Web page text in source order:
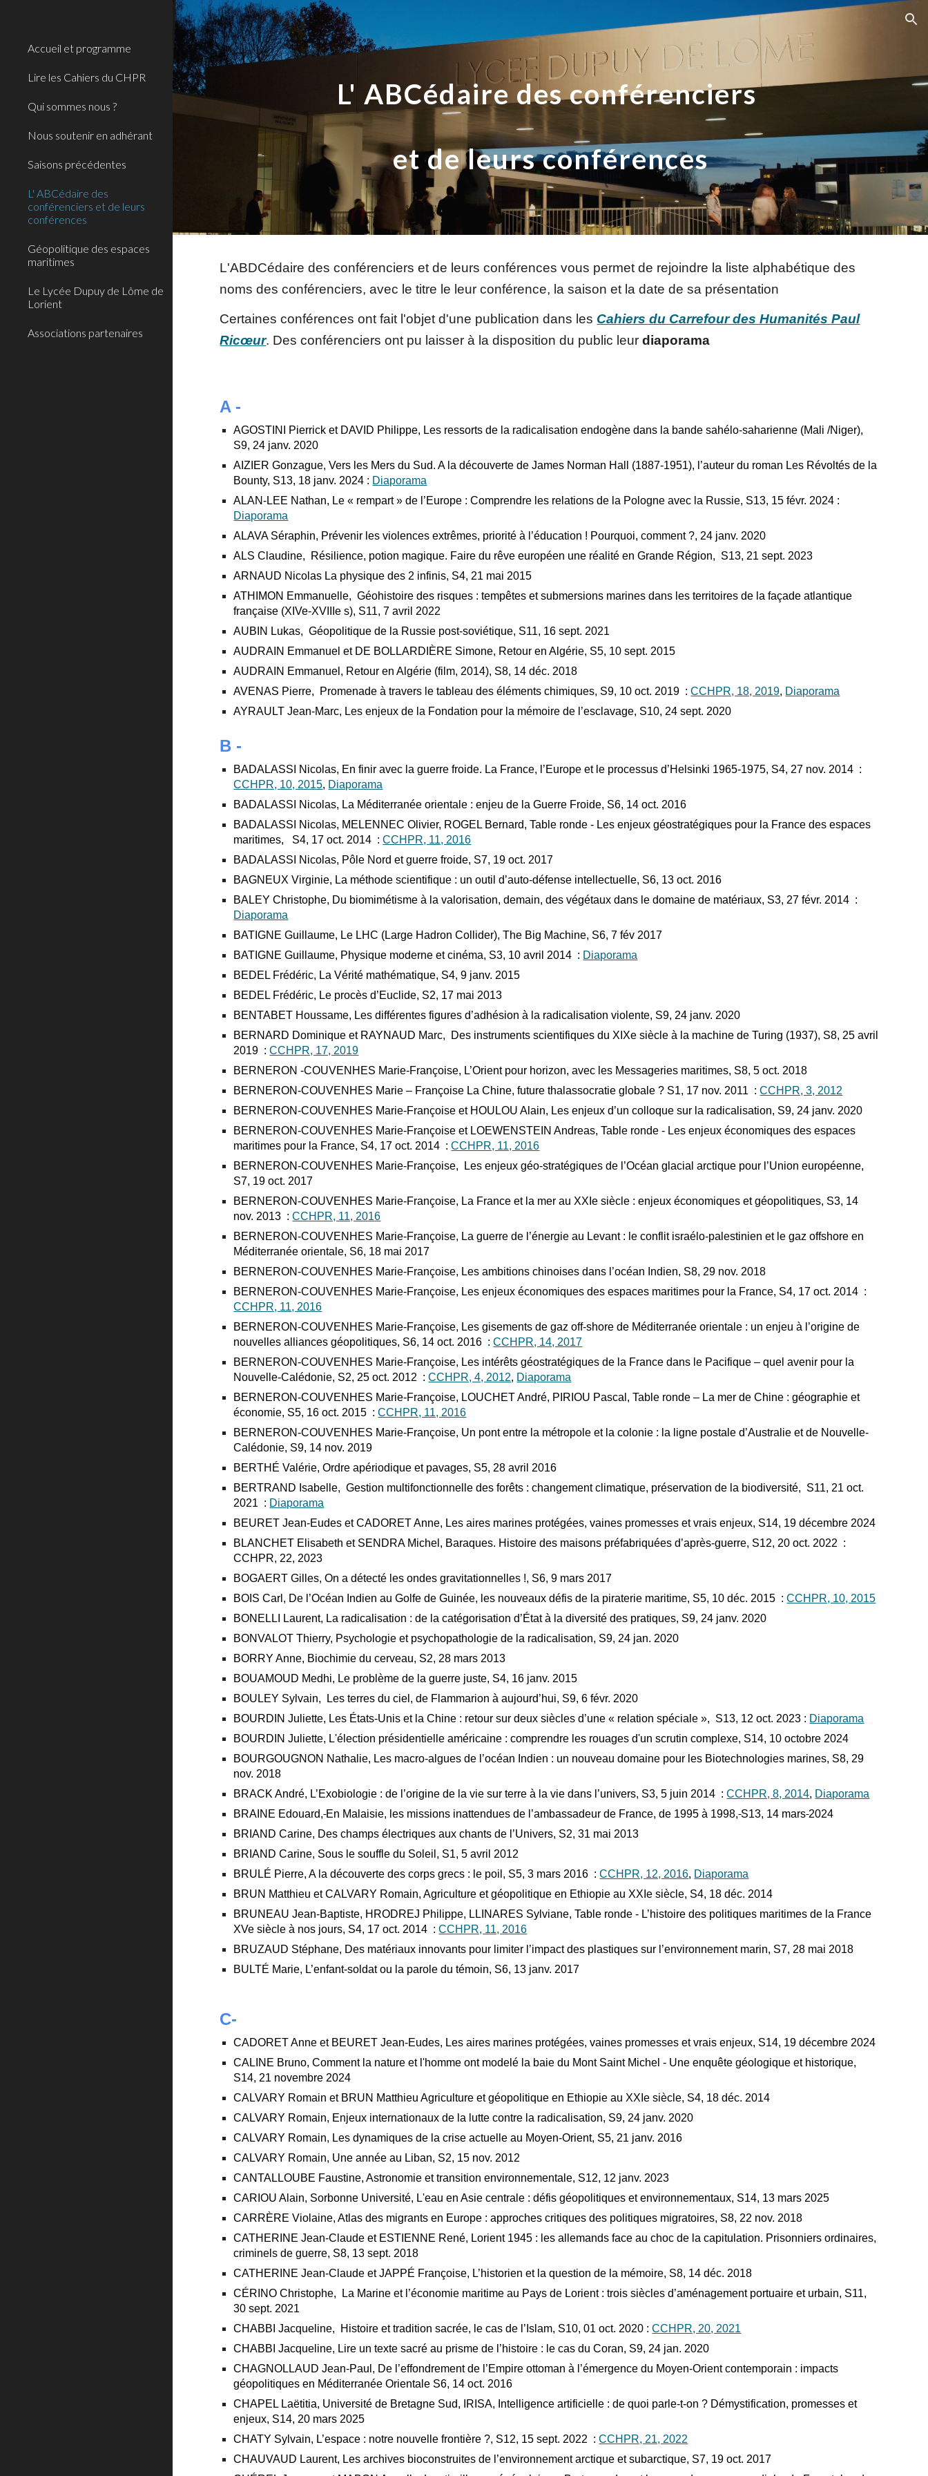
Skip to main content Skip to navigation
Accueil et programme
Lire les Cahiers du CHPR
Qui sommes nous ?
Nous soutenir en adhérant
Saisons précédentes
L' ABCédaire des
conférenciers et de leurs
conférences
Géopolitique des espaces
maritimes
Le Lycée Dupuy de Lôme de
Lorient
Associations partenaires
L' ABCédaire des conférenciers
et de leurs conférences
L'ABDCédaire des conférenciers et de leurs conférences vous permet de rejoindre la liste alphabétique des
noms des conférenciers, avec le titre le leur conférence, la saison et la date de sa présentation
Certaines conférences ont fait l'objet d'une publication dans les Cahiers du Carrefour des Humanités Paul
Ricœur. Des conférenciers ont pu laisser à la disposition du public leurdiaporama
A -
AGOSTINI Pierrick et DAVID Philippe, Les ressorts de la radicalisation endogène dans la bande sahélo-saharienne (Mali /Niger),
S9, 24 janv. 2020
AIZIER Gonzague, Vers les Mers du Sud. A la découverte de James Norman Hall (1887-1951), l’auteur du roman Les Révoltés de la
Bounty, S13, 18 janv. 2024 : Diaporama
ALAN-LEE Nathan, Le « rempart » de l’Europe : Comprendre les relations de la Pologne avec la Russie, S13, 15 févr. 2024 :
Diaporama
ALAVA Séraphin, Prévenir les violences extrêmes, priorité à l’éducation ! Pourquoi, comment ?, 24 janv. 2020
ALS Claudine, Résilience, potion magique. Faire du rêve européen une réalité en Grande Région, S13, 21 sept. 2023
ARNAUD Nicolas La physique des 2 infinis, S4, 21 mai 2015
ATHIMON Emmanuelle, Géohistoire des risques : tempêtes et submersions marines dans les territoires de la façade atlantique
française (XIVe-XVIIIe s), S11, 7 avril 2022
AUBIN Lukas, Géopolitique de la Russie post-soviétique, S11, 16 sept. 2021
AUDRAIN Emmanuel et DE BOLLARDIÈRE Simone, Retour en Algérie, S5, 10 sept. 2015
AUDRAIN Emmanuel, Retour en Algérie (film, 2014), S8, 14 déc. 2018
AVENAS Pierre, Promenade à travers le tableau des éléments chimiques, S9, 10 oct. 2019 :CCHPR, 18, 2019, Diaporama
AYRAULT Jean-Marc, Les enjeux de la Fondation pour la mémoire de l’esclavage, S10, 24 sept. 2020
B -
BADALASSI Nicolas, En finir avec la guerre froide. La France, l’Europe et le processus d’Helsinki 1965-1975, S4, 27 nov. 2014 :
CCHPR, 10, 2015, Diaporama
BADALASSI Nicolas, La Méditerranée orientale : enjeu de la Guerre Froide, S6, 14 oct. 2016
BADALASSI Nicolas, MELENNEC Olivier, ROGEL Bernard, Table ronde - Les enjeux géostratégiques pour la France des espaces
maritimes, S4, 17 oct. 2014 :CCHPR, 11, 2016
BADALASSI Nicolas, Pôle Nord et guerre froide, S7, 19 oct. 2017
BAGNEUX Virginie, La méthode scientifique : un outil d’auto-défense intellectuelle, S6, 13 oct. 2016
BALEY Christophe, Du biomimétisme à la valorisation, demain, des végétaux dans le domaine de matériaux, S3, 27 févr. 2014 :
Diaporama
BATIGNE Guillaume, Le LHC (Large Hadron Collider), The Big Machine, S6, 7 fév 2017
BATIGNE Guillaume, Physique moderne et cinéma, S3, 10 avril 2014 : Diaporama
BEDEL Frédéric, La Vérité mathématique, S4, 9 janv. 2015
BEDEL Frédéric, Le procès d’Euclide, S2, 17 mai 2013
BENTABET Houssame, Les différentes figures d’adhésion à la radicalisation violente, S9, 24 janv. 2020
BERNARD Dominique et RAYNAUD Marc, Des instruments scientifiques du XIXe siècle à la machine de Turing (1937), S8, 25 avril
2019 :CCHPR, 17, 2019
BERNERON -COUVENHES Marie-Françoise, L’Orient pour horizon, avec les Messageries maritimes, S8, 5 oct. 2018
BERNERON-COUVENHES Marie – Françoise La Chine, future thalassocratie globale ? S1, 17 nov. 2011 :CCHPR, 3, 2012
BERNERON-COUVENHES Marie-Françoise et HOULOU Alain, Les enjeux d’un colloque sur la radicalisation, S9, 24 janv. 2020
BERNERON-COUVENHES Marie-Françoise et LOEWENSTEIN Andreas, Table ronde - Les enjeux économiques des espaces
maritimes pour la France, S4, 17 oct. 2014 :CCHPR, 11, 2016
BERNERON-COUVENHES Marie-Françoise, Les enjeux géo-stratégiques de l’Océan glacial arctique pour l’Union européenne,
S7, 19 oct. 2017
BERNERON-COUVENHES Marie-Françoise, La France et la mer au XXIe siècle : enjeux économiques et géopolitiques, S3, 14
nov. 2013 :CCHPR, 11, 2016
BERNERON-COUVENHES Marie-Françoise, La guerre de l’énergie au Levant : le conflit israélo-palestinien et le gaz offshore en
Méditerranée orientale, S6, 18 mai 2017
BERNERON-COUVENHES Marie-Françoise, Les ambitions chinoises dans l’océan Indien, S8, 29 nov. 2018
BERNERON-COUVENHES Marie-Françoise, Les enjeux économiques des espaces maritimes pour la France, S4, 17 oct. 2014 :
CCHPR, 11, 2016
BERNERON-COUVENHES Marie-Françoise, Les gisements de gaz off-shore de Méditerranée orientale : un enjeu à l’origine de
nouvelles alliances géopolitiques, S6, 14 oct. 2016 :CCHPR, 14, 2017
BERNERON-COUVENHES Marie-Françoise, Les intérêts géostratégiques de la France dans le Pacifique – quel avenir pour la
Nouvelle-Calédonie, S2, 25 oct. 2012 :CCHPR, 4, 2012, Diaporama
BERNERON-COUVENHES Marie-Françoise, LOUCHET André, PIRIOU Pascal, Table ronde – La mer de Chine : géographie et
économie, S5, 16 oct. 2015 :CCHPR, 11, 2016
BERNERON-COUVENHES Marie-Françoise, Un pont entre la métropole et la colonie : la ligne postale d’Australie et de Nouvelle-
Calédonie, S9, 14 nov. 2019
BERTHÉ Valérie, Ordre apériodique et pavages, S5, 28 avril 2016
BERTRAND Isabelle, Gestion multifonctionnelle des forêts : changement climatique, préservation de la biodiversité, S11, 21 oct.
2021 : Diaporama
BEURET Jean-Eudes et CADORET Anne, Les aires marines protégées, vaines promesses et vrais enjeux, S14, 19 décembre 2024
BLANCHET Elisabeth et SENDRA Michel, Baraques. Histoire des maisons préfabriquées d’après-guerre, S12, 20 oct. 2022 :
CCHPR, 22, 2023
BOGAERT Gilles, On a détecté les ondes gravitationnelles !, S6, 9 mars 2017
BOIS Carl, De l’Océan Indien au Golfe de Guinée, les nouveaux défis de la piraterie maritime, S5, 10 déc. 2015 :CCHPR, 10, 2015
BONELLI Laurent, La radicalisation : de la catégorisation d’État à la diversité des pratiques, S9, 24 janv. 2020
BONVALOT Thierry, Psychologie et psychopathologie de la radicalisation, S9, 24 jan. 2020
BORRY Anne, Biochimie du cerveau, S2, 28 mars 2013
BOUAMOUD Medhi, Le problème de la guerre juste, S4, 16 janv. 2015
BOULEY Sylvain, Les terres du ciel, de Flammarion à aujourd’hui, S9, 6 févr. 2020
BOURDIN Juliette, Les États-Unis et la Chine : retour sur deux siècles d’une « relation spéciale », S13, 12 oct. 2023 : Diaporama
BOURDIN Juliette, L'élection présidentielle américaine : comprendre les rouages d'un scrutin complexe, S14, 10 octobre 2024
BOURGOUGNON Nathalie, Les macro-algues de l’océan Indien : un nouveau domaine pour les Biotechnologies marines, S8, 29
nov. 2018
BRACK André, L’Exobiologie : de l’origine de la vie sur terre à la vie dans l’univers, S3, 5 juin 2014 :CCHPR, 8, 2014, Diaporama
BRAINE Edouard, En Malaisie, les missions inattendues de l’ambassadeur de France, de 1995 à 1998, S13, 14 mars 2024
BRIAND Carine, Des champs électriques aux chants de l’Univers, S2, 31 mai 2013
BRIAND Carine, Sous le souffle du Soleil, S1, 5 avril 2012
BRULÉ Pierre, A la découverte des corps grecs : le poil, S5, 3 mars 2016 :CCHPR, 12, 2016, Diaporama
BRUN Matthieu et CALVARY Romain, Agriculture et géopolitique en Ethiopie au XXIe siècle, S4, 18 déc. 2014
BRUNEAU Jean-Baptiste, HRODREJ Philippe, LLINARES Sylviane, Table ronde - L’histoire des politiques maritimes de la France
XVe siècle à nos jours, S4, 17 oct. 2014 :CCHPR, 11, 2016
BRUZAUD Stéphane, Des matériaux innovants pour limiter l’impact des plastiques sur l’environnement marin, S7, 28 mai 2018
BULTÉ Marie, L’enfant-soldat ou la parole du témoin, S6, 13 janv. 2017
C-
CADORET Anne et BEURET Jean-Eudes, Les aires marines protégées, vaines promesses et vrais enjeux, S14, 19 décembre 2024
CALINE Bruno, Comment la nature et l'homme ont modelé la baie du Mont Saint Michel - Une enquête géologique et historique,
S14, 21 novembre 2024
CALVARY Romain et BRUN Matthieu Agriculture et géopolitique en Ethiopie au XXIe siècle, S4, 18 déc. 2014
CALVARY Romain, Enjeux internationaux de la lutte contre la radicalisation, S9, 24 janv. 2020
CALVARY Romain, Les dynamiques de la crise actuelle au Moyen-Orient, S5, 21 janv. 2016
CALVARY Romain, Une année au Liban, S2, 15 nov. 2012
CANTALLOUBE Faustine, Astronomie et transition environnementale, S12, 12 janv. 2023
CARIOU Alain, Sorbonne Université, L'eau en Asie centrale : défis géopolitiques et environnementaux, S14, 13 mars 2025
CARRÈRE Violaine, Atlas des migrants en Europe : approches critiques des politiques migratoires, S8, 22 nov. 2018
CATHERINE Jean-Claude et ESTIENNE René, Lorient 1945 : les allemands face au choc de la capitulation. Prisonniers ordinaires,
criminels de guerre, S8, 13 sept. 2018
CATHERINE Jean-Claude et JAPPÉ Françoise, L’historien et la question de la mémoire, S8, 14 déc. 2018
CÉRINO Christophe, La Marine et l’économie maritime au Pays de Lorient : trois siècles d’aménagement portuaire et urbain, S11,
30 sept. 2021
CHABBI Jacqueline, Histoire et tradition sacrée, le cas de l’Islam, S10, 01 oct. 2020 :CCHPR, 20, 2021
CHABBI Jacqueline, Lire un texte sacré au prisme de l’histoire : le cas du Coran, S9, 24 jan. 2020
CHAGNOLLAUD Jean-Paul, De l’effondrement de l’Empire ottoman à l’émergence du Moyen-Orient contemporain : impacts
géopolitiques en Méditerranée Orientale S6, 14 oct. 2016
CHAPEL Laëtitia, Université de Bretagne Sud, IRISA, Intelligence artificielle : de quoi parle-t-on ? Démystification, promesses et
enjeux, S14, 20 mars 2025
CHATY Sylvain, L’espace : notre nouvelle frontière ?, S12, 15 sept. 2022 :CCHPR, 21, 2022
CHAUVAUD Laurent, Les archives bioconstruites de l’environnement arctique et subarctique, S7, 19 oct. 2017